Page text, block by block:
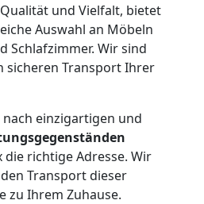
und Vielfalt, bietet
Auswahl an Möbeln
Schlafzimmer. Wir sind
sicheren Transport Ihrer
nach einzigartigen und
die richtige Adresse. Wir
Transport dieser
zu Ihrem Zuhause.